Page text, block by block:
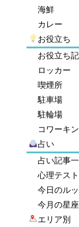
海鮮
カレー
お役立ち
お役立ち
ロッカー
喫煙所
駐車場
駐輪場
コワーキ
占い
占い記事
心理テスト
今日のル
今月の星
エリア別